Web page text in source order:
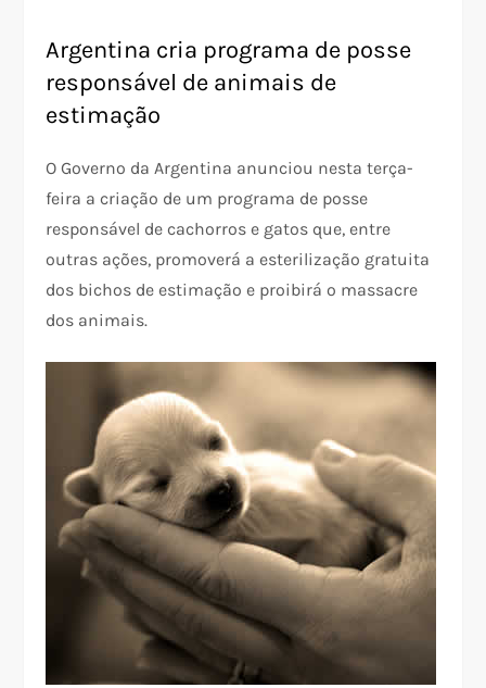
Argentina cria programa de posse
responsável de animais de
estimação
O Governo da Argentina anunciou nesta terça-
feira a criação de um programa de posse
responsável de cachorros e gatos que, entre
outras ações, promoverá a esterilização gratuita
dos bichos de estimação e proibirá o massacre
dos animais.